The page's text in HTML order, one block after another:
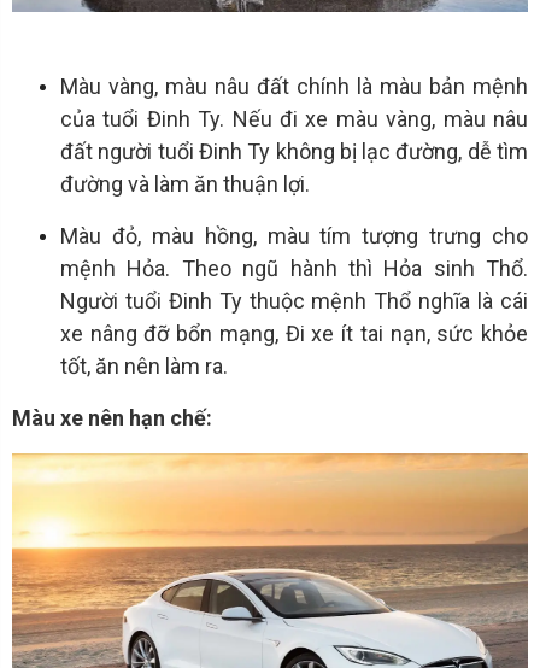
Màu vàng, màu nâu đất chính là màu bản mệnh
của tuổi Đinh Ty. Nếu đi xe màu vàng, màu nâu
đất người tuổi Đinh Ty không bị lạc đường, dễ tìm
đường và làm ăn thuận lợi.
Màu đỏ, màu hồng, màu tím tượng trưng cho
mệnh Hỏa. Theo ngũ hành thì Hỏa sinh Thổ.
Người tuổi Đinh Ty thuộc mệnh Thổ nghĩa là cái
xe nâng đỡ bổn mạng, Đi xe ít tai nạn, sức khỏe
tốt, ăn nên làm ra.
Màu xe nên hạn chế: